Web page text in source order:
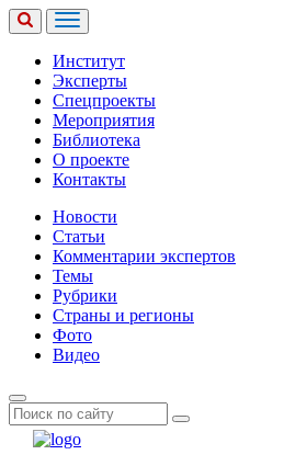
Институт
Эксперты
Спецпроекты
Мероприятия
Библиотека
О проекте
Контакты
Новости
Статьи
Комментарии экспертов
Темы
Рубрики
Страны и регионы
Фото
Видео